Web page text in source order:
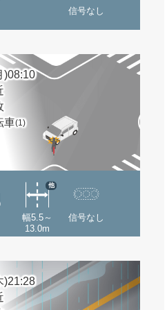
信号なし
)08:10
車(1)
幅5.5～
13.0m
他
信号なし
)21:28